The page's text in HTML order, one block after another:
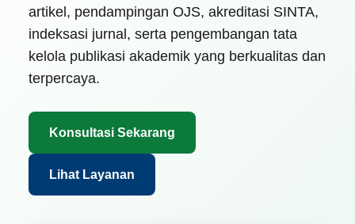
artikel, pendampingan OJS, akreditasi SINTA,
indeksasi jurnal, serta pengembangan tata
kelola publikasi akademik yang berkualitas dan
terpercaya.
Konsultasi Sekarang
Lihat Layanan